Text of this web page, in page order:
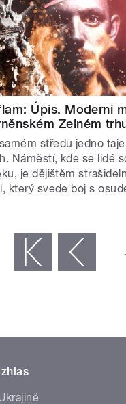
Úpis. Moderní
Zelném
středu jedno
Náměstí, kde se lidé
je dějištěm
který svede boj s
‹ předchozí